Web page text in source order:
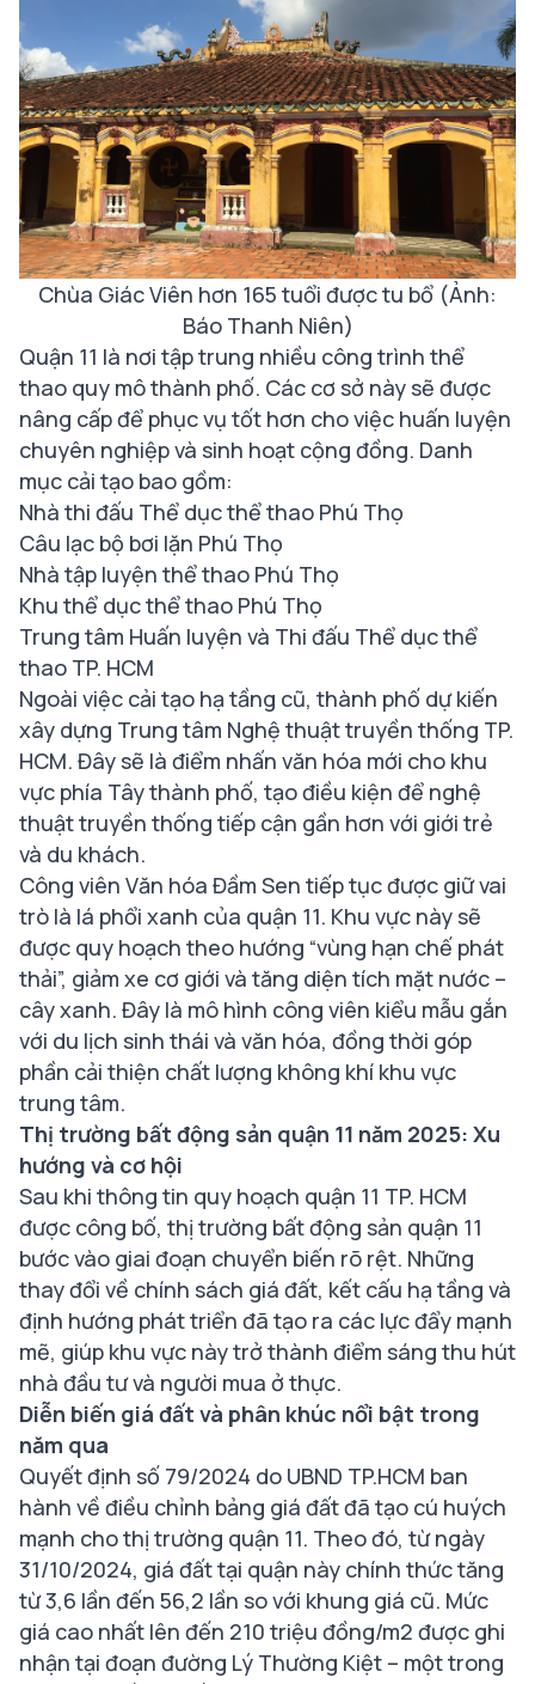
Chùa Giác Viên hơn 165 tuổi được tu bổ (Ảnh:
Báo Thanh Niên)
Quận 11 là nơi tập trung nhiều công trình thể
thao quy mô thành phố. Các cơ sở này sẽ được
nâng cấp để phục vụ tốt hơn cho việc huấn luyện
chuyên nghiệp và sinh hoạt cộng đồng. Danh
mục cải tạo bao gồm:
Nhà thi đấu Thể dục thể thao Phú Thọ
Câu lạc bộ bơi lặn Phú Thọ
Nhà tập luyện thể thao Phú Thọ
Khu thể dục thể thao Phú Thọ
Trung tâm Huấn luyện và Thi đấu Thể dục thể
thao TP. HCM
Ngoài việc cải tạo hạ tầng cũ, thành phố dự kiến
xây dựng Trung tâm Nghệ thuật truyền thống TP.
HCM. Đây sẽ là điểm nhấn văn hóa mới cho khu
vực phía Tây thành phố, tạo điều kiện để nghệ
thuật truyền thống tiếp cận gần hơn với giới trẻ
và du khách.
Công viên Văn hóa Đầm Sen tiếp tục được giữ vai
trò là lá phổi xanh của quận 11. Khu vực này sẽ
được quy hoạch theo hướng “vùng hạn chế phát
thải”, giảm xe cơ giới và tăng diện tích mặt nước –
cây xanh. Đây là mô hình công viên kiểu mẫu gắn
với du lịch sinh thái và văn hóa, đồng thời góp
phần cải thiện chất lượng không khí khu vực
trung tâm.
Thị trường bất động sản quận 11 năm 2025: Xu
hướng và cơ hội
Sau khi thông tin quy hoạch quận 11 TP. HCM
được công bố, thị trường bất động sản quận 11
bước vào giai đoạn chuyển biến rõ rệt. Những
thay đổi về chính sách giá đất, kết cấu hạ tầng và
định hướng phát triển đã tạo ra các lực đẩy mạnh
mẽ, giúp khu vực này trở thành điểm sáng thu hút
nhà đầu tư và người mua ở thực.
Diễn biến giá đất và phân khúc nổi bật trong
năm qua
Quyết định số 79/2024 do UBND TP.HCM ban
hành về điều chỉnh bảng giá đất đã tạo cú huých
mạnh cho thị trường quận 11. Theo đó, từ ngày
31/10/2024, giá đất tại quận này chính thức tăng
từ 3,6 lần đến 56,2 lần so với khung giá cũ. Mức
giá cao nhất lên đến 210 triệu đồng/m2 được ghi
nhận tại đoạn đường Lý Thường Kiệt – một trong